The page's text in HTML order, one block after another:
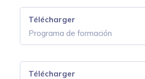
Télécharger
Programa de formación
Télécharger